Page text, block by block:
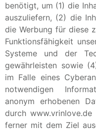
benötigt, um (1) die
auszuliefern, (2) die
die Werbung für diese
Funktionsfähigkeit
Systeme und der
gewährleisten sowie
im Falle eines
notwendigen
anonym erhobenen
durch
ferner mit dem Ziel